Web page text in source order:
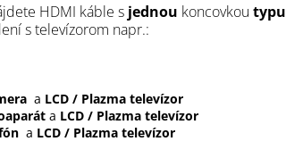
HDMI káble s jednou koncovkou typu
s televízorom napr.:
a LCD / Plazma televízor
a LCD / Plazma televízor
a LCD / Plazma televízor